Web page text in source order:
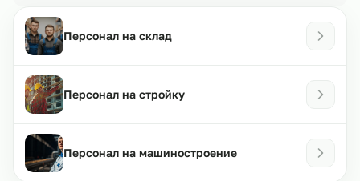
Персонал на склад
Персонал на стройку
Персонал на машиностроение